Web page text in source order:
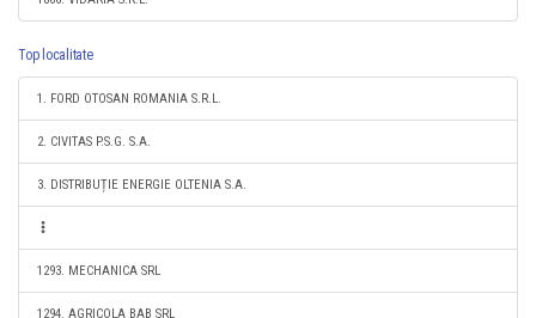
Top localitate
1. FORD OTOSAN ROMANIA S.R.L.
2. CIVITAS P.S.G. S.A.
3. DISTRIBUȚIE ENERGIE OLTENIA S.A.
1293. MECHANICA SRL
1294. AGRICOLA BAB SRL